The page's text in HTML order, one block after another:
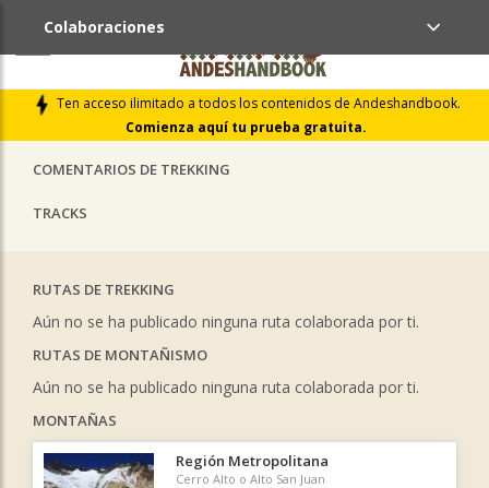
Ten acceso ilimitado a todos los contenidos de Andeshandbook.
Comienza aquí tu prueba gratuita.
Colaboraciones
ÚLTIMAS COLABORACIONES PUBLICADAS
LIBROS DE CUMBRES
COMENTARIOS DE TREKKING
TRACKS
RUTAS DE TREKKING
Aún no se ha publicado ninguna ruta colaborada por ti.
RUTAS DE MONTAÑISMO
Aún no se ha publicado ninguna ruta colaborada por ti.
MONTAÑAS
Región Metropolitana
Cerro Alto o Alto San Juan